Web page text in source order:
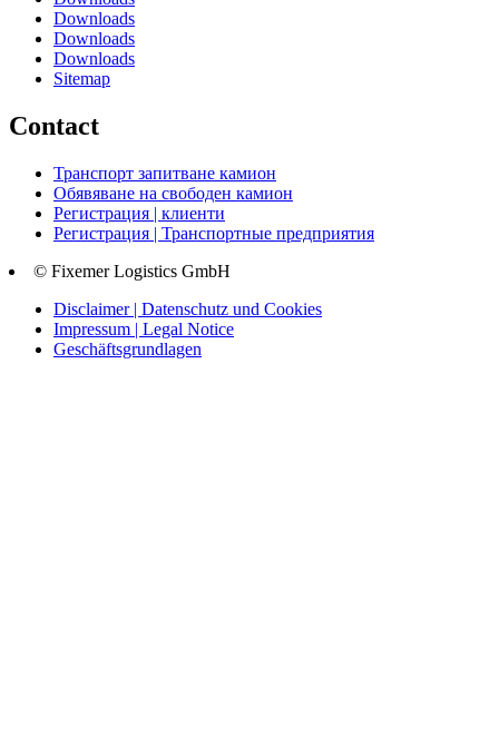
Downloads
Downloads
Downloads
Sitemap
Contact
Транспорт запитване камион
Обявяване на свободен камион
Регистрация | клиенти
Регистрация | Транспортные предприятия
© Fixemer Logistics GmbH
Disclaimer | Datenschutz und Cookies
Impressum | Legal Notice
Geschäftsgrundlagen